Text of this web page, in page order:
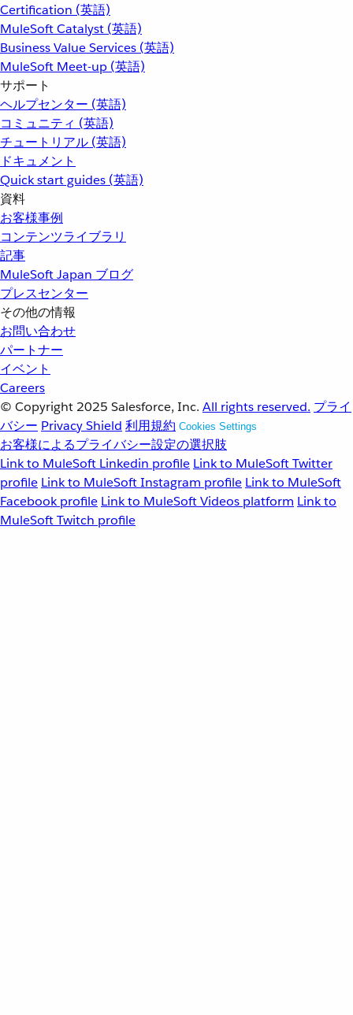
Certification (英語)
MuleSoft Catalyst (英語)
Business Value Services (英語)
MuleSoft Meet-up (英語)
サポート
ヘルプセンター (英語)
コミュニティ (英語)
チュートリアル (英語)
ドキュメント
Quick start guides (英語)
資料
お客様事例
コンテンツライブラリ
記事
MuleSoft Japan ブログ
プレスセンター
その他の情報
お問い合わせ
パートナー
イベント
Careers
© Copyright 2025 Salesforce, Inc. All rights reserved. プライ
バシー Privacy Shield 利用規約 Cookies Settings
お客様によるプライバシー設定の選択肢
Link to MuleSoft Linkedin profile Link to MuleSoft Twitter
profile Link to MuleSoft Instagram profile Link to MuleSoft
Facebook profile Link to MuleSoft Videos platform Link to
MuleSoft Twitch profile